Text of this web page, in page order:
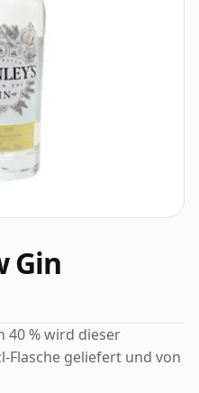
Gin
40 % wird dieser
Flasche geliefert und von